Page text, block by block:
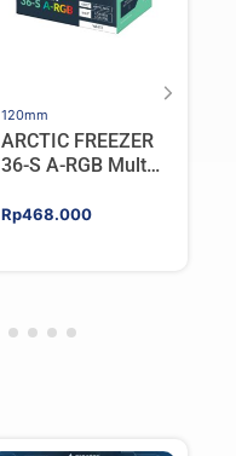
120mm
ARCTIC FREEZER
36-S A-RGB Multi
CPU Cooler –
Rp468.000